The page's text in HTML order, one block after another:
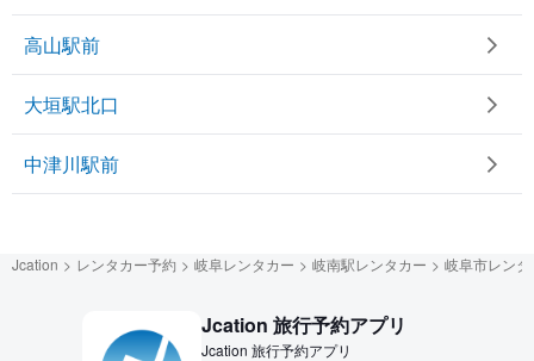
高山駅前
大垣駅北口
中津川駅前
Jcation レンタカー予約 岐阜レンタカー 岐南駅レンタカー 岐阜市レンタ
Jcation 旅行予約アプリ
Jcation 旅行予約アプリ